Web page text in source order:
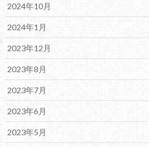
2024年10月
2024年1月
2023年12月
2023年8月
2023年7月
2023年6月
2023年5月